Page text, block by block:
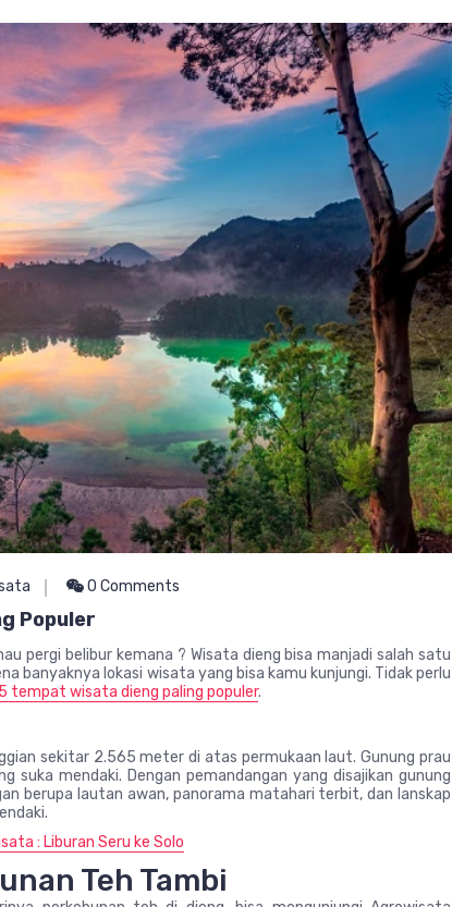
0 Comments
Populer
pergi belibur kemana ? Wisata dieng bisa manjadi salah satu
banyaknya lokasi wisata yang bisa kamu kunjungi. Tidak perlu
5 tempat wisata dieng paling populer.
sekitar 2.565 meter di atas permukaan laut. Gunung prau
suka mendaki. Dengan pemandangan yang disajikan gunung
berupa lautan awan, panorama matahari terbit, dan lanskap
: Liburan Seru ke Solo
Teh Tambi